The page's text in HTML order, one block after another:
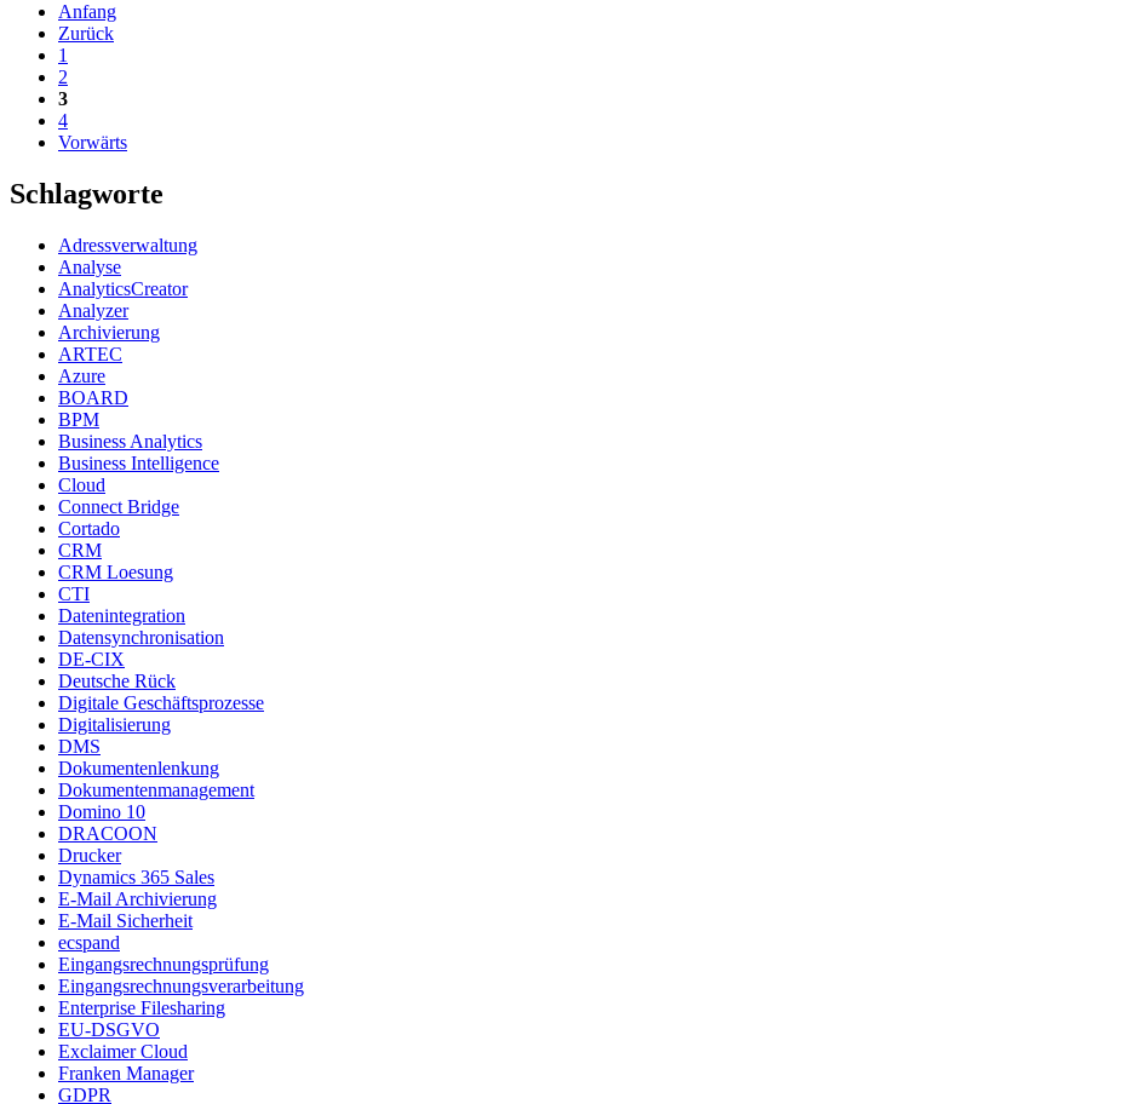
Anfang
Zurück
1
2
3
4
Vorwärts
Schlagworte
Adressverwaltung
Analyse
AnalyticsCreator
Analyzer
Archivierung
ARTEC
Azure
BOARD
BPM
Business Analytics
Business Intelligence
Cloud
Connect Bridge
Cortado
CRM
CRM Loesung
CTI
Datenintegration
Datensynchronisation
DE-CIX
Deutsche Rück
Digitale Geschäftsprozesse
Digitalisierung
DMS
Dokumentenlenkung
Dokumentenmanagement
Domino 10
DRACOON
Drucker
Dynamics 365 Sales
E-Mail Archivierung
E-Mail Sicherheit
ecspand
Eingangsrechnungsprüfung
Eingangsrechnungsverarbeitung
Enterprise Filesharing
EU-DSGVO
Exclaimer Cloud
Franken Manager
GDPR